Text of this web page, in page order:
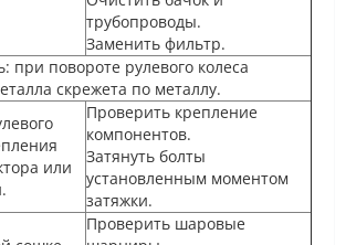
трубопроводы.
Заменить фильтр.
при повороте рулевого колеса
скрежета по металлу.
или
Проверить крепление
компонентов.
Затянуть болты
установленным моментом
затяжки.
Проверить шаровые